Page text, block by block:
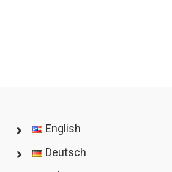
English
Deutsch